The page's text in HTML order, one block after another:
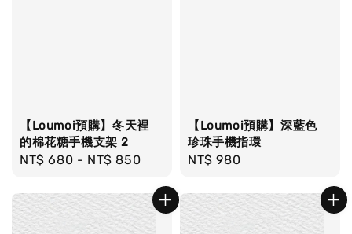
【Loumoi預購】冬天裡
的棉花糖手機支架 2
Regular
NT$ 680 - NT$ 850
【Loumoi預購】深藍色
珍珠手機指環
Regular
NT$ 980